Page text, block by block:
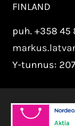
FINLAND
puh. +358 45
Y-tunnus: